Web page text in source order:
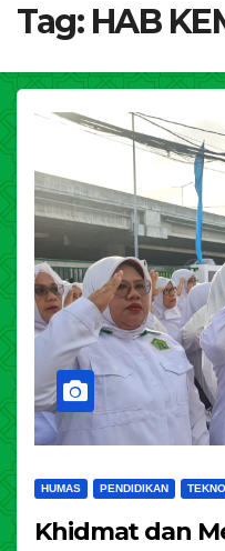
Tag: HAB
HUMAS PENDIDIKAN
Khidmat dan